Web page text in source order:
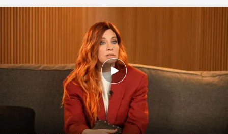
IMAGEN: D. Navarro / J. Noriega
Redacción digital Noticias Cuatro
11 ABR 2025 - 20:01h.
'Mi nombre' representa el inicio de la carrera en
solitario de Leire Martínez tras separarse de La
Oreja de Van Gogh